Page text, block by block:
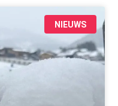
NIEUWS